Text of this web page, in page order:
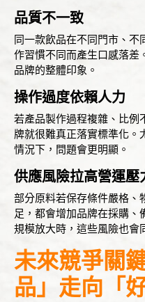
品質不一致
同一款飲品在不同門市、
作習慣不同而產生口感落差
品牌的整體印象。
操作過度依賴人力
若產品製作過程複雜、比例
牌就很難真正落實標準化。
情況下，問題會更明顯。
供應風險拉高營運壓
部分原料若保存條件嚴格、
足，都會增加品牌在採購
規模放大時，這些風險也會
未來競爭關
品」走向「